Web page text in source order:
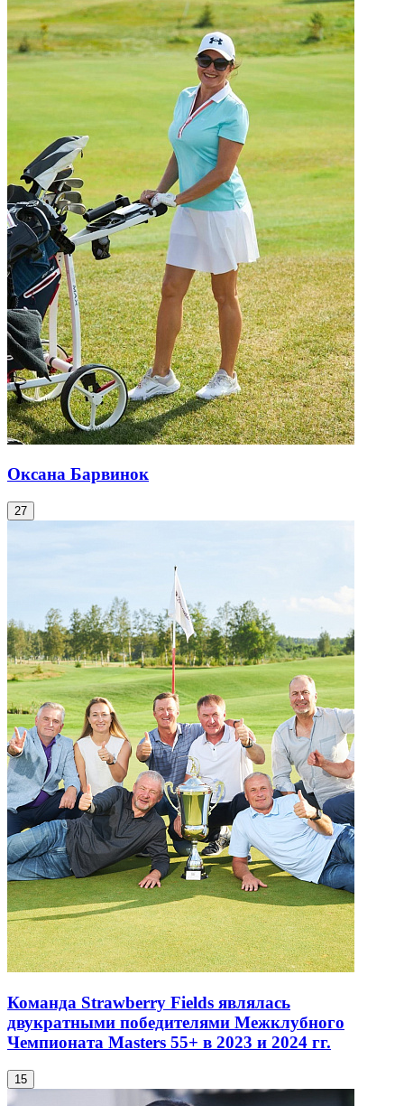
Оксана Барвинок
27
Команда Strawberry Fields являлась
двукратными победителями Межклубного
Чемпионата Masters 55+ в 2023 и 2024 гг.
15